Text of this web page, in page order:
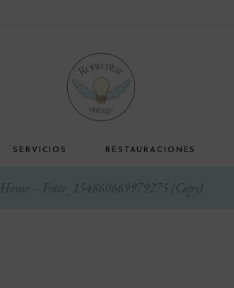
SERVICIOS RESTAURACIONES
Home Fotor_154860669979275 (Copy)